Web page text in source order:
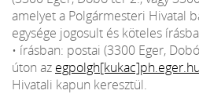
amelyet a Polgármesteri Hivatal
egysége jogosult és köteles
• írásban: postai (3300 Eger,
úton az egpolgh[kukac]ph.eger.hu
Hivatali kapun keresztül.